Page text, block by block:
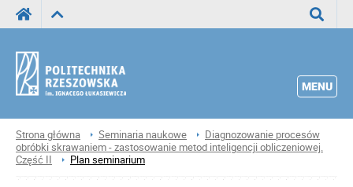
MENU
Strona główna Seminaria naukowe
Diagnozowanie procesów
obróbki skrawaniem - zastosowanie metod inteligencji obliczeniowej.
Część II
Plan seminarium